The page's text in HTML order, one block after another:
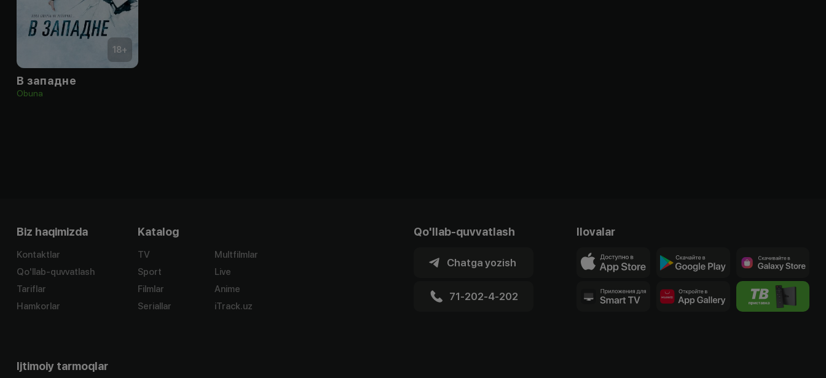
18+
В западне
Obuna
Biz haqimizda
Kontaktlar
Qo'llab-quvvatlash
Tariflar
Hamkorlar
Katalog
TV
Sport
Filmlar
Seriallar
Multfilmlar
Live
Anime
iTrack.uz
Qo'llab-quvvatlash
Chatga yozish
71-202-4-202
Ilovalar
Ijtimoiy tarmoqlar